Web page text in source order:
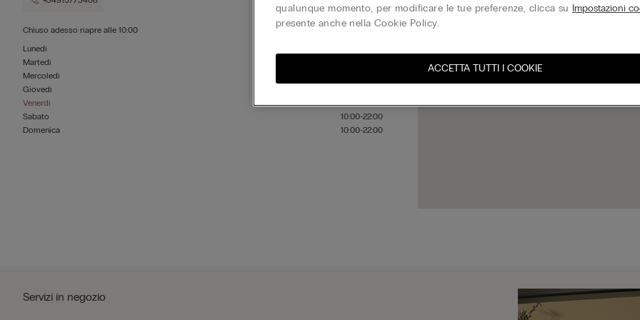
Chiuso adesso riapre alle 10:00
Lunedì
Martedì
Mercoledì
Giovedì
Venerdì
10:00-22:00
Sabato
10:00-22:00
Domenica
10:00-22:00
Servizi in negozio
qualunque momento, per modificare le tue preferenze, clicca su Impostazioni
presente anche nella Cookie Policy.
ACCETTA TUTTI I COOKIE